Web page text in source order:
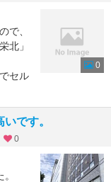
で、
北」
セル
0
です。
0